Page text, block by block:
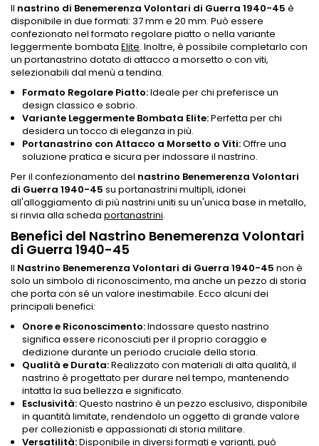
Il nastrino di Benemerenza Volontari di Guerra 1940-45 è
disponibile in due formati: 37 mm e 20 mm. Può essere
confezionato nel formato regolare piatto o nella variante
leggermente bombata Elite. Inoltre, è possibile completarlo con
un portanastrino dotato di attacco a morsetto o con viti,
selezionabili dal menù a tendina.
Formato Regolare Piatto:Ideale per chi preferisce un
design classico e sobrio.
Variante Leggermente Bombata Elite:Perfetta per chi
desidera un tocco di eleganza in più.
Portanastrino con Attacco a Morsetto o Viti:Offre una
soluzione pratica e sicura per indossare il nastrino.
Per il confezionamento del nastrino Benemerenza Volontari
di Guerra 1940-45 su portanastrini multipli, idonei
all'alloggiamento di più nastrini uniti su un'unica base in metallo,
si rinvia alla scheda portanastrini.
Benefici del Nastrino Benemerenza Volontari
di Guerra 1940-45
Il Nastrino Benemerenza Volontari di Guerra 1940-45 non è
solo un simbolo di riconoscimento, ma anche un pezzo di storia
che porta con sé un valore inestimabile. Ecco alcuni dei
principali benefici:
Onore e Riconoscimento:Indossare questo nastrino
significa essere riconosciuti per il proprio coraggio e
dedizione durante un periodo cruciale della storia.
Qualità e Durata:Realizzato con materiali di alta qualità, il
nastrino è progettato per durare nel tempo, mantenendo
intatta la sua bellezza e significato.
Esclusività:Questo nastrino è un pezzo esclusivo, disponibile
in quantità limitate, rendendolo un oggetto di grande valore
per collezionisti e appassionati di storia militare.
Versatilità:Disponibile in diversi formati e varianti, può